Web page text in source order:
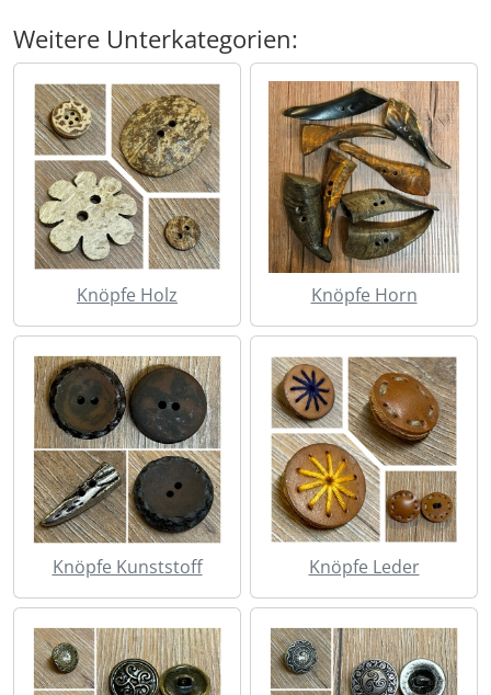
Weitere Unterkategorien:
Knöpfe Holz Knöpfe Horn
Knöpfe Kunststoff Knöpfe Leder
Umhängetaschen (56)